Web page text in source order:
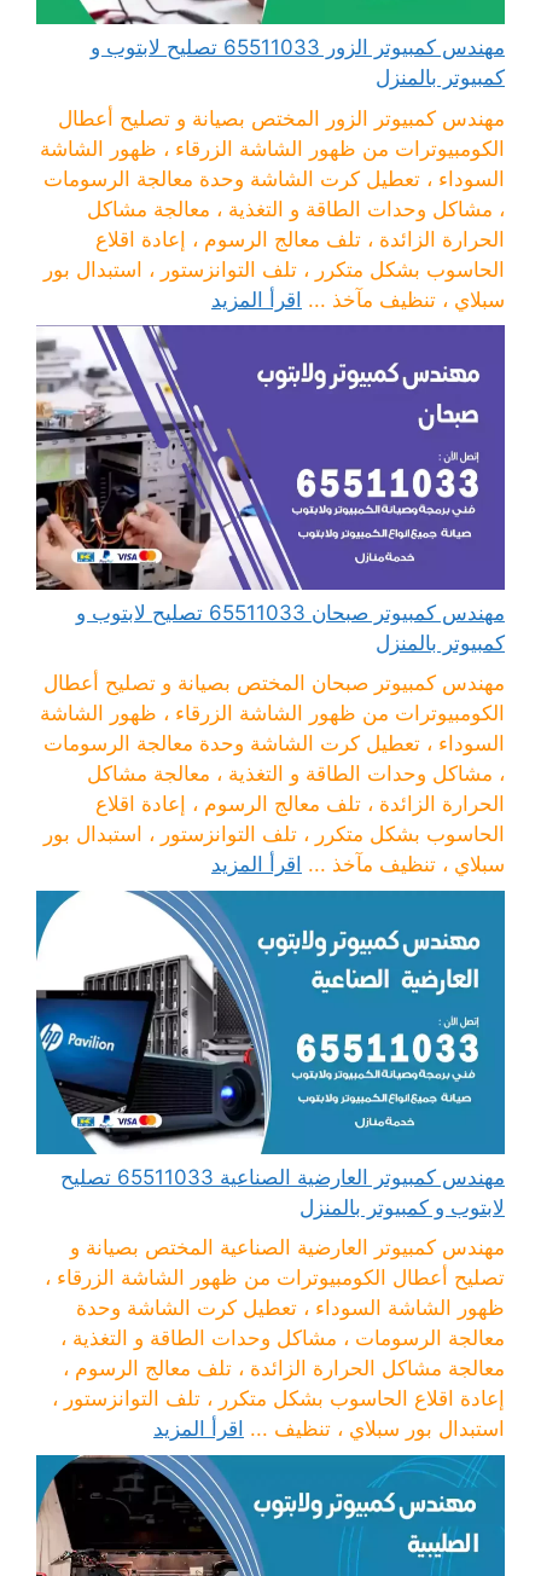
مهندس كمبيوتر الزور 65511033 تصليح لابتوب و
كمبيوتر بالمنزل
مهندس كمبيوتر الزور المختص بصيانة و تصليح أعطال
الكومبيوترات من ظهور الشاشة الزرقاء ، ظهور الشاشة
السوداء ، تعطيل كرت الشاشة وحدة معالجة الرسومات
، مشاكل وحدات الطاقة و التغذية ، معالجة مشاكل
الحرارة الزائدة ، تلف معالج الرسوم ، إعادة اقلاع
الحاسوب بشكل متكرر ، تلف التوانزستور ، استبدال بور
سبلاي ، تنظيف مآخذ ... اقرأ المزيد
مهندس كمبيوتر صبحان 65511033 تصليح لابتوب و
كمبيوتر بالمنزل
مهندس كمبيوتر صبحان المختص بصيانة و تصليح أعطال
الكومبيوترات من ظهور الشاشة الزرقاء ، ظهور الشاشة
السوداء ، تعطيل كرت الشاشة وحدة معالجة الرسومات
، مشاكل وحدات الطاقة و التغذية ، معالجة مشاكل
الحرارة الزائدة ، تلف معالج الرسوم ، إعادة اقلاع
الحاسوب بشكل متكرر ، تلف التوانزستور ، استبدال بور
سبلاي ، تنظيف مآخذ ... اقرأ المزيد
مهندس كمبيوتر العارضية الصناعية 65511033 تصليح
لابتوب و كمبيوتر بالمنزل
مهندس كمبيوتر العارضية الصناعية المختص بصيانة و
تصليح أعطال الكومبيوترات من ظهور الشاشة الزرقاء ،
ظهور الشاشة السوداء ، تعطيل كرت الشاشة وحدة
معالجة الرسومات ، مشاكل وحدات الطاقة و التغذية ،
معالجة مشاكل الحرارة الزائدة ، تلف معالج الرسوم ،
إعادة اقلاع الحاسوب بشكل متكرر ، تلف التوانزستور ،
استبدال بور سبلاي ، تنظيف ... اقرأ المزيد